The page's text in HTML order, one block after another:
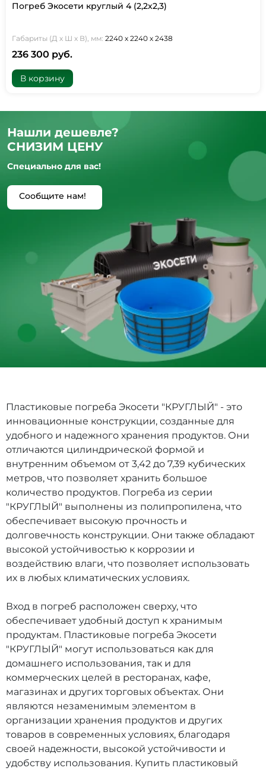
Погреб Экосети круглый 4 (2,2х2,3)
Габариты (Д х Ш х В), мм: 2240 х 2240 х 2438
236 300 руб.
В корзину
Нашли дешевле?
СНИЗИМ ЦЕНУ
Специально для вас!
Сообщите нам!
Пластиковые погреба Экосети "КРУГЛЫЙ" - это
инновационные конструкции, созданные для
удобного и надежного хранения продуктов. Они
отличаются цилиндрической формой и
внутренним объемом от 3,42 до 7,39 кубических
метров, что позволяет хранить большое
количество продуктов. Погреба из серии
"КРУГЛЫЙ" выполнены из полипропилена, что
обеспечивает высокую прочность и
долговечность конструкции. Они также обладают
высокой устойчивостью к коррозии и
воздействию влаги, что позволяет использовать
их в любых климатических условиях.
Вход в погреб расположен сверху, что
обеспечивает удобный доступ к хранимым
продуктам. Пластиковые погреба Экосети
"КРУГЛЫЙ" могут использоваться как для
домашнего использования, так и для
коммерческих целей в ресторанах, кафе,
магазинах и других торговых объектах. Они
являются незаменимым элементом в
организации хранения продуктов и других
товаров в современных условиях, благодаря
своей надежности, высокой устойчивости и
удобству использования. Купить пластиковый